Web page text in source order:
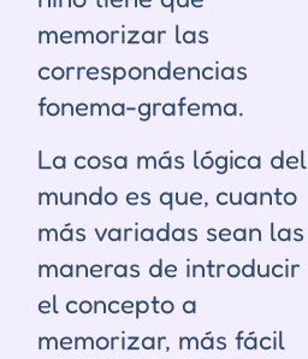
memorizar las
correspondencias
fonema-grafema.
La cosa más lógica del
mundo es que, cuanto
más variadas sean las
maneras de introducir
el concepto a
memorizar, más fácil